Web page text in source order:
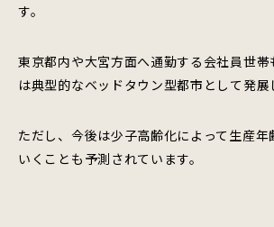
す。
東京都内や大宮方面へ通勤する会社員世帯
は典型的なベッドタウン型都市として発展
ただし、今後は少子高齢化によって生産年
いくことも予測されています。